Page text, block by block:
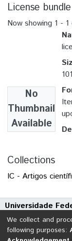
License bundle
Now showing 1 - 1
No
Thumbnail
Available
Collections
IC - Artigos
Universidade
Avenida Tarquínio
We collect and
following purposes: